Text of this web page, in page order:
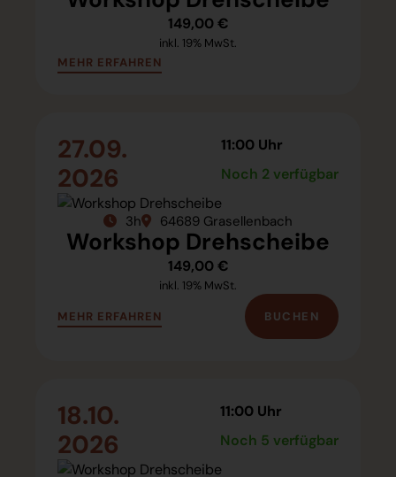
149,00 €
inkl. 19% MwSt.
MEHR ERFAHREN
27.09.
2026
11:00 Uhr
Noch 2 verfügbar
3h 64689 Grasellenbach
Workshop Drehscheibe
149,00 €
inkl. 19% MwSt.
MEHR ERFAHREN BUCHEN
18.10.
2026
11:00 Uhr
Noch 5 verfügbar